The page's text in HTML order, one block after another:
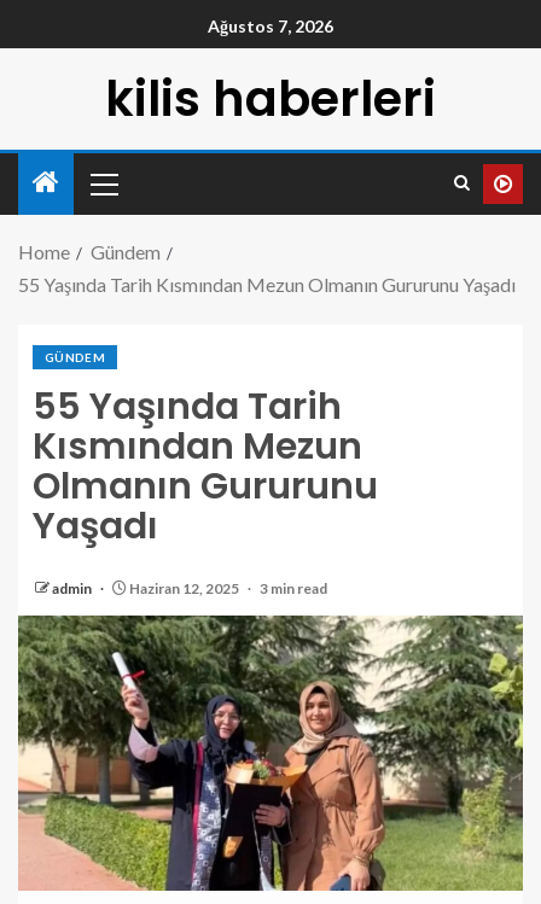
Ağustos 7, 2026
kilis haberleri
Home
Gündem
55 Yaşında Tarih Kısmından Mezun Olmanın Gururunu Yaşadı
GÜNDEM
55 Yaşında Tarih
Kısmından Mezun
Olmanın Gururunu
Yaşadı
admin Haziran 12, 2025 3 min read